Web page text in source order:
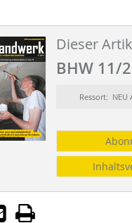
Dieser
BHW 11/
Ressort: NEU